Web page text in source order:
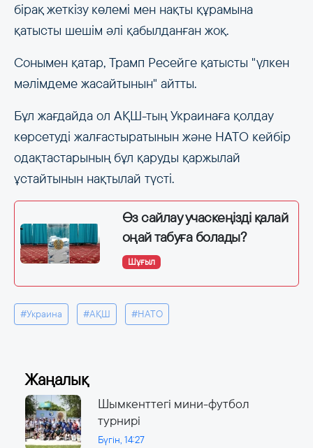
бірақ жеткізу көлемі мен нақты құрамына
қатысты шешім әлі қабылданған жоқ.
Сонымен қатар, Трамп Ресейге қатысты "үлкен
мәлімдеме жасайтынын" айтты.
Бұл жағдайда ол АҚШ-тың Украинаға қолдау
көрсетуді жалғастыратынын және НАТО кейбір
одақтастарының бұл қаруды қаржылай
ұстайтынын нақтылай түсті.
Өз сайлау учаскеңізді қалай
оңай табуға болады?
Шұғыл
#Украина #АҚШ #НАТО
Жаңалық
Шымкенттегі мини-футбол
турнирі
Бүгін, 14:27